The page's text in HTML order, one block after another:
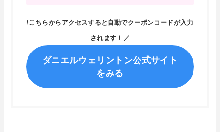
\こちらからアクセスすると自動でクーポンコードが入力
されます！／
ダニエルウェリントン公式サイト
をみる